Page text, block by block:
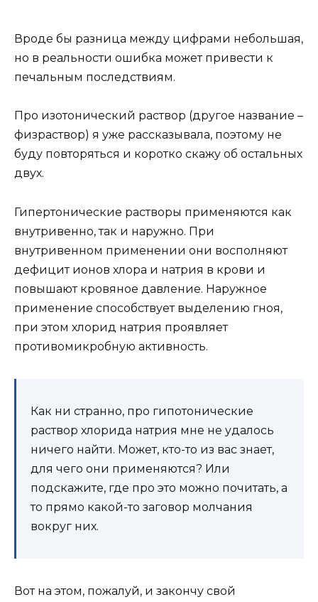
Вроде бы разница между цифрами небольшая,
но в реальности ошибка может привести к
печальным последствиям.
Про изотонический раствор (другое название –
физраствор) я уже рассказывала, поэтому не
буду повторяться и коротко скажу об остальных
двух.
Гипертонические растворы применяются как
внутривенно, так и наружно. При
внутривенном применении они восполняют
дефицит ионов хлора и натрия в крови и
повышают кровяное давление. Наружное
применение способствует выделению гноя,
при этом хлорид натрия проявляет
противомикробную активность.
Как ни странно, про гипотонические
раствор хлорида натрия мне не удалось
ничего найти. Может, кто-то из вас знает,
для чего они применяются? Или
подскажите, где про это можно почитать, а
то прямо какой-то заговор молчания
вокруг них.
Вот на этом, пожалуй, и закончу свой